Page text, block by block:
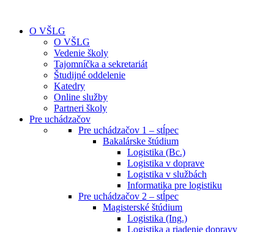
O VŠLG
O VŠLG
Vedenie školy
Tajomníčka a sekretariát
Študijné oddelenie
Katedry
Online služby
Partneri školy
Pre uchádzačov
Pre uchádzačov 1 – stĺpec
Bakalárske štúdium
Logistika (Bc.)
Logistika v doprave
Logistika v službách
Informatika pre logistiku
Pre uchádzačov 2 – stĺpec
Magisterské štúdium
Logistika (Ing.)
Logistika a riadenie dopravy